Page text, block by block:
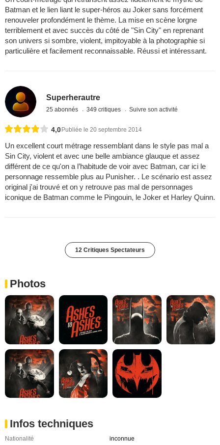
Batman et le lien liant le super-héros au Joker sans forcément
renouveler profondément le thème. La mise en scène lorgne
terriblement et avec succès du côté de "Sin City" en reprenant
son univers si sombre, violent, impitoyable à la photographie si
particulière et facilement reconnaissable. Réussi et intéressant.
Superherautre
25 abonnés 349 critiques Suivre son activité
4,0 Publiée le 20 septembre 2014
Un excellent court métrage ressemblant dans le style pas mal a
Sin City, violent et avec une belle ambiance glauque et assez
différent de ce qu'on a l’habitude de voir avec Batman, car ici le
personnage ressemble plus au Punisher. . Le scénario est assez
original j'ai trouvé et on y retrouve pas mal de personnages
iconique de Batman comme le Pingouin, le Joker et Harley Quinn.
12 Critiques Spectateurs
Photos
Infos techniques
Nationalité
inconnue